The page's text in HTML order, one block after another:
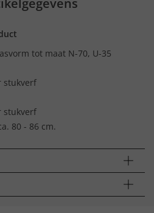
tot maat N-70, U-35
stukverf
stukverf
80 - 86 cm.